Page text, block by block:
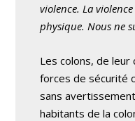
violence. La
physique. Nous ne
Les colons, de leur
forces de sécurité
sans
habitants de la